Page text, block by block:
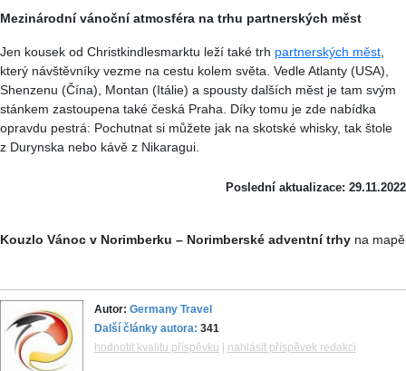
Mezinárodní vánoční atmosféra na trhu partnerských měst
Jen kousek od Christkindlesmarktu leží také trh partnerských měst,
který návštěvníky vezme na cestu kolem světa. Vedle Atlanty (USA),
Shenzenu (Čína), Montan (Itálie) a spousty dalších měst je tam svým
stánkem zastoupena také česká Praha. Díky tomu je zde nabídka
opravdu pestrá: Pochutnat si můžete jak na skotské whisky, tak štole
z Durynska nebo kávě z Nikaragui.
Poslední aktualizace: 29.11.2022
Kouzlo Vánoc v Norimberku – Norimberské adventní trhy na mapě
Autor: Germany Travel
Další články autora: 341
hodnotit kvalitu příspěvku
nahlásit příspěvek redakci